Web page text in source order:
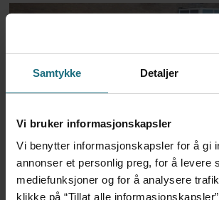
Samtykke Detaljer
Vi bruker informasjonskapsler
Vi benytter informasjonskapsler for å gi
annonser et personlig preg, for å levere
mediefunksjoner og for å analysere
klikke på “Tillat alle
Feilmedisinert i 18
millionerstatning